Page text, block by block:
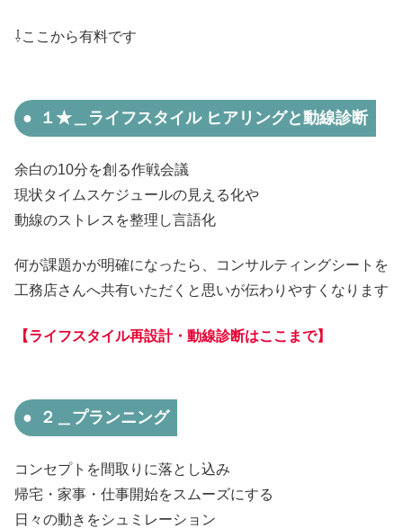
⇩ここから有料です
１★＿ライフスタイル ヒアリングと動線診断
余白の10分を創る作戦会議
現状タイムスケジュールの見える化や
動線のストレスを整理し言語化
何が課題かが明確になったら、コンサルティングシートを
工務店さんへ共有いただくと思いが伝わりやすくなります
【ライフスタイル再設計・動線診断はここまで】
２＿プランニング
コンセプトを間取りに落とし込み
帰宅・家事・仕事開始をスムーズにする
日々の動きをシュミレーション